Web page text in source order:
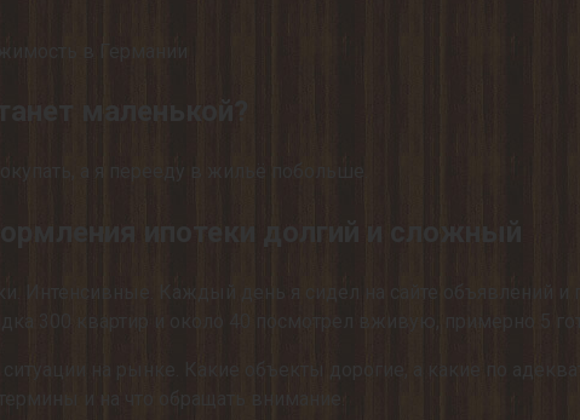
маленькой?
а я перееду в жильё побольше.
ипотеки долгий и сложный
300 квартир и около 40 посмотрел вживую, примерно 5
на рынке. Какие объекты дорогие, а какие по
и на что обращать внимание.